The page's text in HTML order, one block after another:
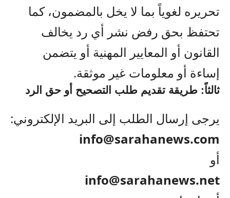
تحريره لغوياً بما لا يخل بالمضمون، كما
تحتفظ بحق رفض نشر أي رد يخالف
القانون أو المعايير المهنية أو يتضمن
إساءة أو معلومات غير موثقة.
ثالثاً: طريقة تقديم طلب التصحيح أو حق الرد
يرجى إرسال الطلب إلى البريد الإلكتروني:
info@sarahanews.com
أو
info@sarahanews.net